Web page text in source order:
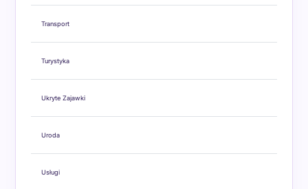
Transport
Turystyka
Ukryte Zajawki
Uroda
Usługi